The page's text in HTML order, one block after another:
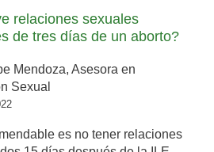
relaciones sexuales
de tres días de un aborto?
Mendoza, Asesora en
Sexual
es no tener relaciones